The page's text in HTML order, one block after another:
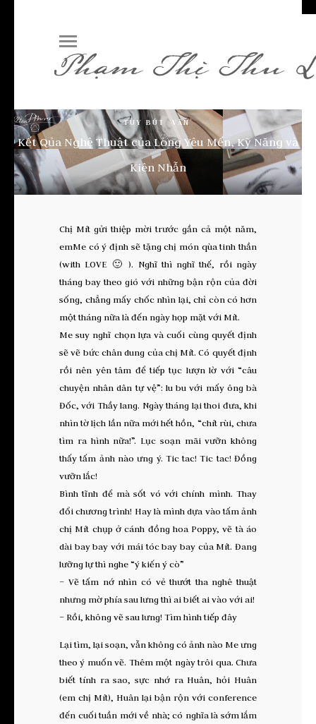
TÙY BÚT VĂN
Kết Qủa Nghệ Thuật của Lòng Yêu Mến, Kỹ Năng và
Kiên Nhẫn
Chị Mít gửi thiệp mời trước gần cả một năm,
emMe có ý định sẽ tặng chị món qùa tinh thần
(with LOVE 🙂 ). Nghĩ thì nghĩ thế, rồi ngày
tháng bay theo gió với những bận rộn của đời
sống, chẳng mấy chốc nhìn lại, chỉ còn có hơn
một tháng nữa là đến ngày họp mặt với Mít.
Me suy nghĩ chọn lựa và cuối cùng quyết định
sẽ vẽ bức chân dung của chị Mít. Có quyết định
rồi nên yên tâm để tiếp tục lượn lờ với “câu
chuyện nhân dân tự vệ”: lu bu với mấy ông bà
Đốc, với Thầy lang. Ngày tháng lại thoi đưa, khi
nhìn tờ lịch lần nữa mới hết hồn, “chít rùi, chưa
tìm ra hình nữa!”. Lục soạn mãi vưỡn không
thấy tấm ảnh nào ưng ý. Tic tac! Tic tac! Đồng
vưỡn lắc!
Bình tĩnh để mà sốt vó với chính mình. Thay
đổi chương trình! Hay là mình dựa vào tấm ảnh
chị Mít chụp ở cánh đồng hoa Poppy, vẽ tà áo
dài bay bay với mái tóc bay bay của Mít. Đang
lưỡng lự thì nghe “ý kiến ý cò”
– Vẽ tấm nớ nhìn có vẻ thướt tha nghê thuật
nhưng mờ phía sau lưng thì ai biết ai vào với ai!
– Rồi, không vẽ sau lưng! Tìm hình tiếp đây
Lại tìm, lại soạn, vẫn không có ảnh nào Me ưng
theo ý muốn vẽ. Thêm một ngày trôi qua. Chưa
biết tính ra sao, sực nhớ ra Huân, hỏi Huân
(em chị Mít), Huân lại bận rộn với conference
đến cuối tuần mới về nhà; có nghĩa là sớm lắm